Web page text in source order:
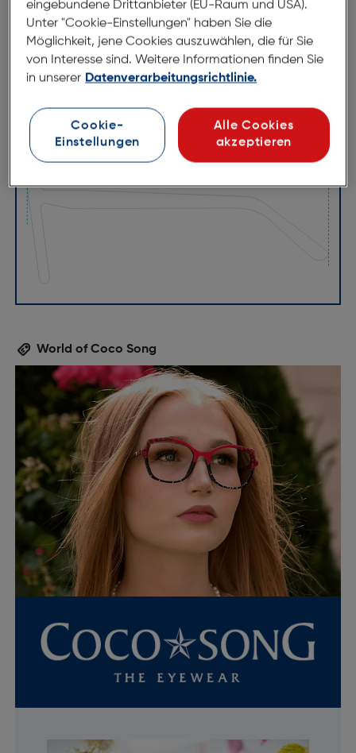
18mm
51mm
140mm
World of Coco Song
eingebundene Drittanbieter (EU-Raum und USA).
Unter "Cookie-Einstellungen" haben Sie die
Möglichkeit, jene Cookies auszuwählen, die für Sie
von Interesse sind. Weitere Informationen finden Sie
in unserer Datenverarbeitungsrichtlinie.
Cookie-
Einstellungen
Alle Cookies
akzeptieren